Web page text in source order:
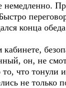
конца
он, не
то, что
не только